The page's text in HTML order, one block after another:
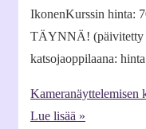
IkonenKurssin hinta:
TÄYNNÄ! (päivitetty
katsojaoppilaana:
Kameranäyttelemisen
Lue lisää »